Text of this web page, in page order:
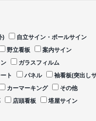
)
自立サイン・ポールサイン
野立看板
案内サイン
ガラスフィルム
ト
パネル
袖看板(突出し
カーマーキング
その他
店頭看板 塔屋サイン